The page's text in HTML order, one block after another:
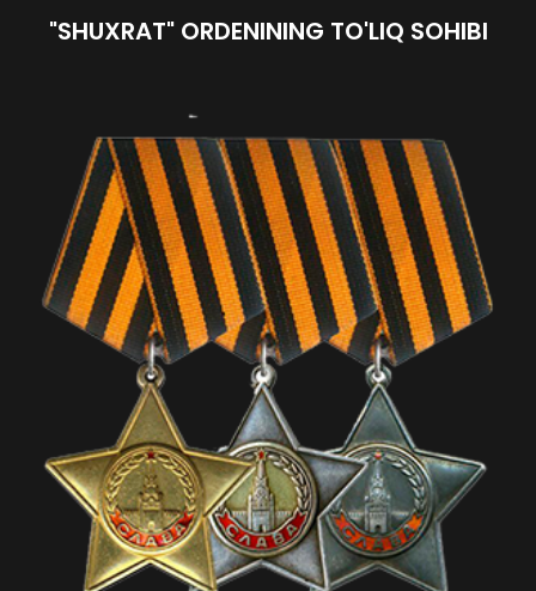
"SHUXRAT" ORDENINING TO'LIQ SOHIBI